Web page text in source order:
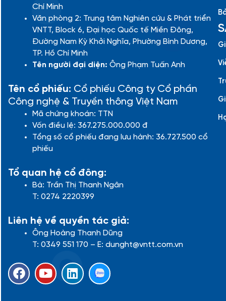
Chí Minh
Văn phòng 2: Trung tâm Nghiên cứu & Phát triển
VNTT, Block 6, Đại học Quốc tế Miền Đông,
Đường Nam Kỳ Khởi Nghĩa, Phường Bình Dương,
TP. Hồ Chí Minh
Tên người đại diện: Ông Phạm Tuấn Anh
Tên cổ phiếu: Cổ phiếu Công ty Cổ phần
Công nghệ & Truyền thông Việt Nam
Mã chứng khoán: TTN
Vốn điều lệ: 367.275.000.000 đ
Tổng số cổ phiếu đang lưu hành: 36.727.500 cổ
phiếu
Tổ quan hệ cổ đông:
Bà: Trần Thị Thanh Ngân
T: 0274 2220399
Liên hệ về quyền tác giả:
Ông Hoàng Thanh Dũng
T: 0349 551 170 – E: dunght@vntt.com.vn
F
a
Y
o
L
i